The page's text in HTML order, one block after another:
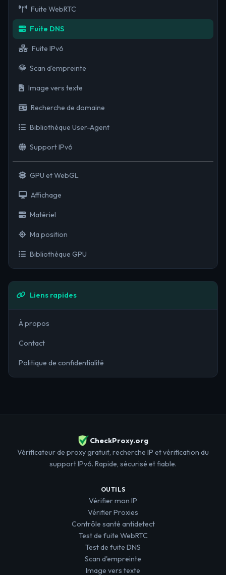
Fuite WebRTC
Fuite DNS
Fuite IPv6
Scan d'empreinte
Image vers texte
Recherche de domaine
Bibliothèque User-Agent
Support IPv6
GPU et WebGL
Affichage
Matériel
Ma position
Bibliothèque GPU
Liens rapides
À propos
Contact
Politique de confidentialité
CheckProxy.org
Vérificateur de proxy gratuit, recherche IP et vérification du
support IPv6. Rapide, sécurisé et fiable.
OUTILS
Vérifier mon IP
Vérifier Proxies
Contrôle santé antidetect
Test de fuite WebRTC
Test de fuite DNS
Scan d'empreinte
Image vers texte